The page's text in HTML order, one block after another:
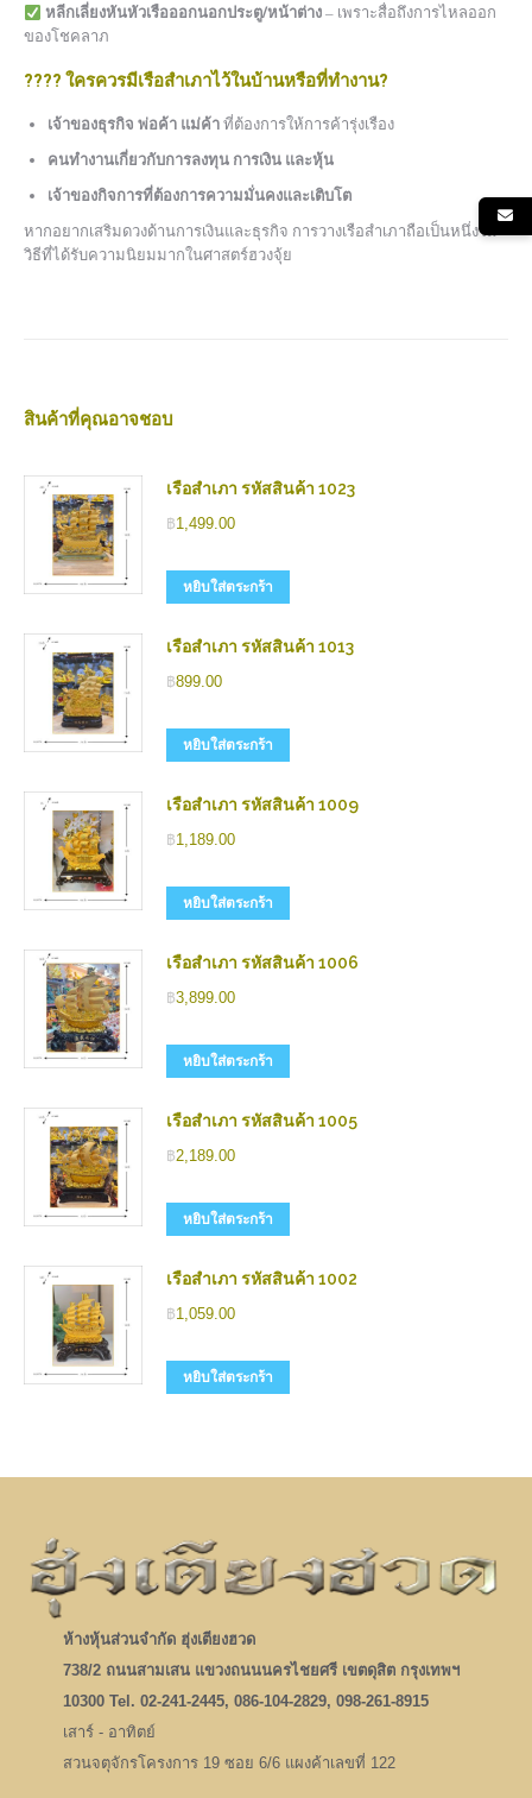
หลีกเลี่ยงหันหัวเรือออกนอกประตู/หน้าต่าง– เพราะสื่อถึงการไหลออก
ของโชคลาภ
???? ใครควรมีเรือสำเภาไว้ในบ้านหรือที่ทำงาน?
เจ้าของธุรกิจ พ่อค้า แม่ค้า ที่ต้องการให้การค้ารุ่งเรือง
คนทำงานเกี่ยวกับการลงทุน การเงิน และหุ้น
เจ้าของกิจการที่ต้องการความมั่นคงและเติบโต
หากอยากเสริมดวงด้านการเงินและธุรกิจ การวางเรือสำเภาถือเป็นหนึ่งใน
วิธีที่ได้รับความนิยมมากในศาสตร์ฮวงจุ้ย
สินค้าที่คุณอาจชอบ
เรือสำเภา รหัสสินค้า 1023
฿1,499.00
หยิบใส่ตระกร้า
เรือสำเภา รหัสสินค้า 1013
฿899.00
หยิบใส่ตระกร้า
เรือสำเภา รหัสสินค้า 1009
฿1,189.00
หยิบใส่ตระกร้า
เรือสำเภา รหัสสินค้า 1006
฿3,899.00
หยิบใส่ตระกร้า
เรือสำเภา รหัสสินค้า 1005
฿2,189.00
หยิบใส่ตระกร้า
เรือสำเภา รหัสสินค้า 1002
฿1,059.00
หยิบใส่ตระกร้า
ห้างหุ้นส่วนจำกัด ฮุ่งเตียงฮวด
738/2 ถนนสามเสน แขวงถนนนครไชยศรี เขตดุสิต กรุงเทพฯ
10300 Tel. 02-241-2445, 086-104-2829, 098-261-8915
เสาร์ - อาทิตย์
สวนจตุจักรโครงการ 19 ซอย 6/6 แผงค้าเลขที่ 122